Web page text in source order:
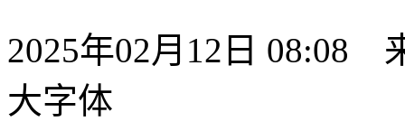
2025年02月12日 08:08
大字体